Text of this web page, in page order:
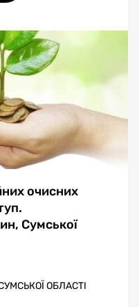
очисних
Сумської
ОБЛАСТІ